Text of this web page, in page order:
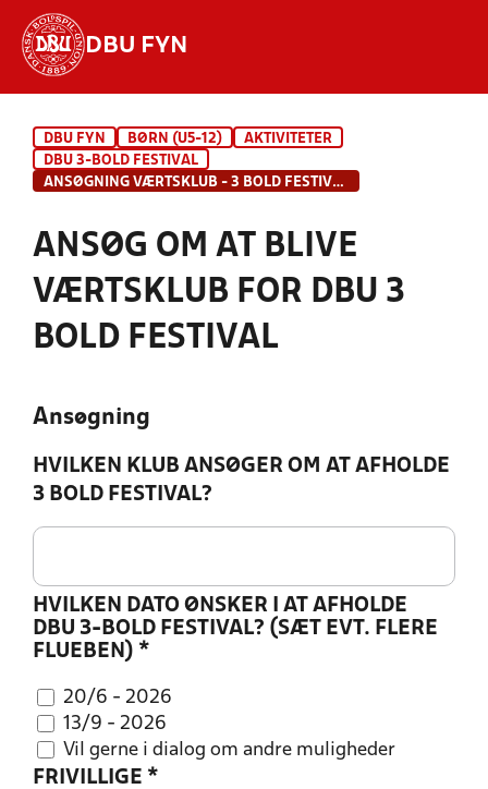
DBU FYN
DBU FYN BØRN (U5-12)
AKTIVITETER
DBU 3-BOLD FESTIVAL
ANSØGNING VÆRTSKLUB - 3 BOLD FESTIVAL
ANSØG OM AT BLIVE
VÆRTSKLUB FOR DBU 3
BOLD FESTIVAL
Ansøgning
HVILKEN KLUB ANSØGER OM AT AFHOLDE
3 BOLD FESTIVAL?
HVILKEN DATO ØNSKER I AT AFHOLDE
DBU 3-BOLD FESTIVAL? (SÆT EVT. FLERE
FLUEBEN) *
20/6 - 2026
13/9 - 2026
Vil gerne i dialog om andre muligheder
FRIVILLIGE *